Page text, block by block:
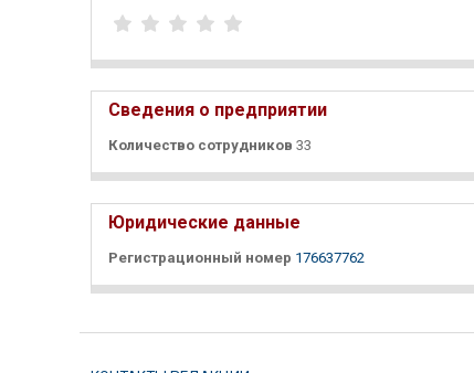
Сведения о предприятии
Количество сотрудников 33
Юридические данные
Регистрационный номер 176637762